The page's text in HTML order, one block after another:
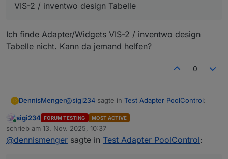
VIS-2 / inventwo design Tabelle
Ich finde Adapter/Widgets VIS-2 / inventwo design
Tabelle nicht. Kann da jemand helfen?
0
D DennisMenger@sigi234 sagte in Test Adapter PoolControl:
VIS-2 / inventwo design Tabelle
Online
sigi234 FORUM TESTING MOST ACTIVE
schrieb am 13. Nov. 2025, 10:37
zuletzt editiert von
@dennismenger sagte in Test Adapter PoolControl: